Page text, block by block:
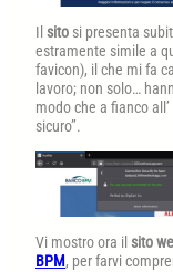
Il sito si presenta
estramente simile a
favicon), il che mi fa
lavoro; non solo…
modo che a fianco
sicuro”.
Vi mostro ora il sito
BPM, per farvi